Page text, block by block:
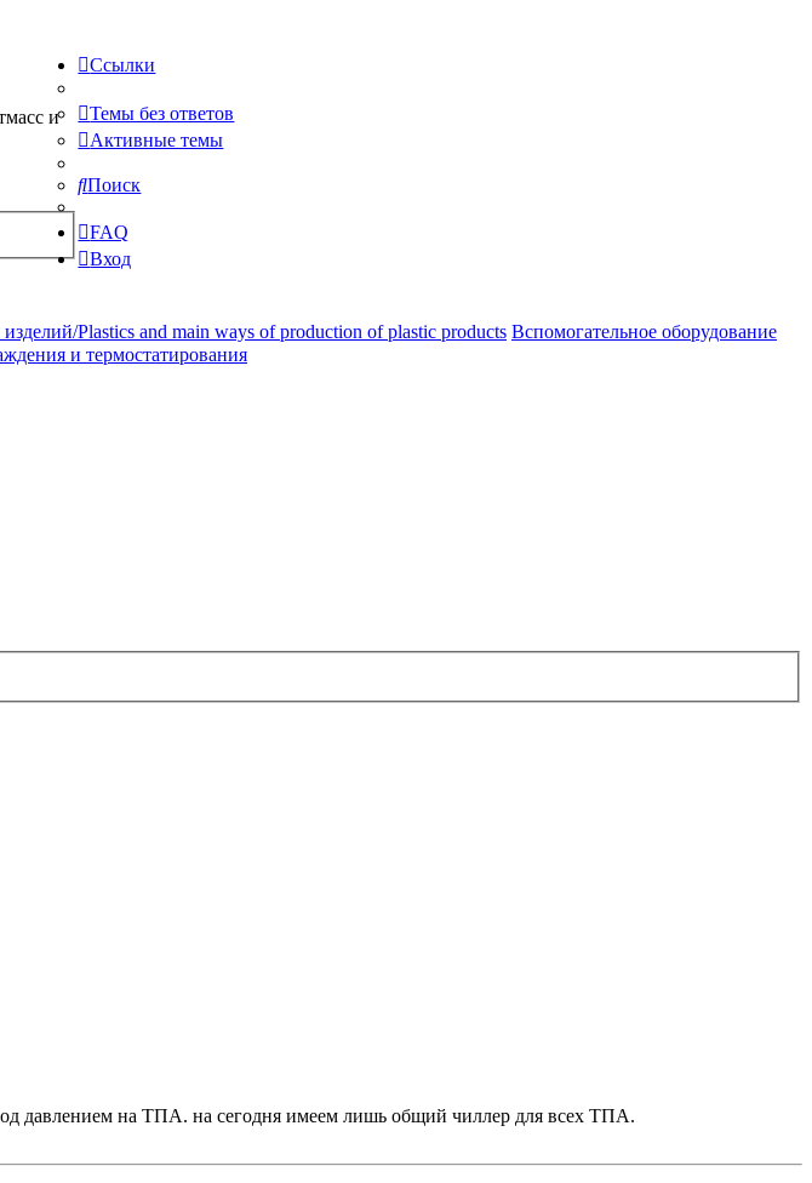
и
Ссылки
Темы без ответов
Активные темы
Поиск
FAQ
Вход
Plastics and main ways of production of plastic products Вспомогательное оборудование
и термостатирования
давлением на ТПА. на сегодня имеем лишь общий чиллер для всех ТПА.